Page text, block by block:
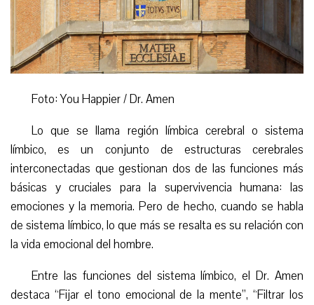
Foto: You Happier / Dr. Amen
Lo que se llama región límbica cerebral o sistema
límbico, es un conjunto de estructuras cerebrales
interconectadas que gestionan dos de las funciones más
básicas y cruciales para la supervivencia humana: las
emociones y la memoria. Pero de hecho, cuando se habla
de sistema límbico, lo que más se resalta es su relación con
la vida emocional del hombre.
Entre las funciones del sistema límbico, el Dr. Amen
destaca “Fijar el tono emocional de la mente”, “Filtrar los